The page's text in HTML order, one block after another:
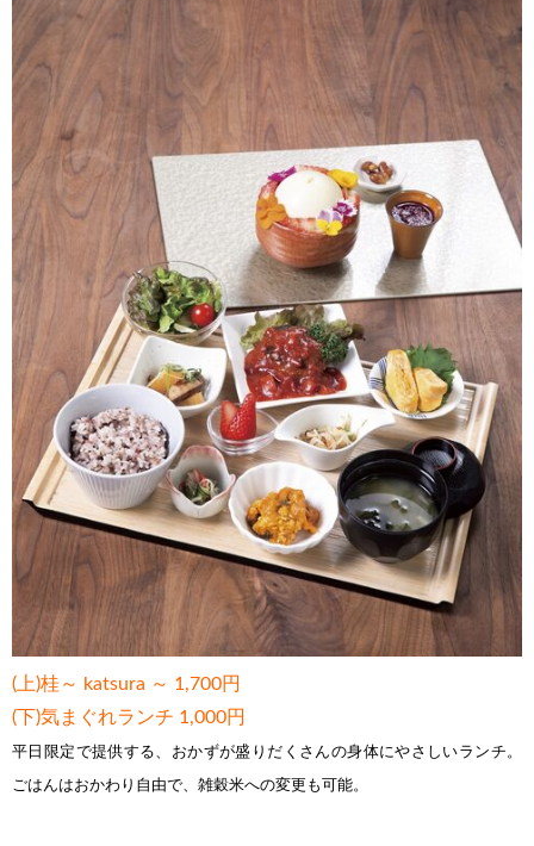
(上)桂～ katsura ～ 1,700円
(下)気まぐれランチ 1,000円
平日限定で提供する、おかずが盛りだくさんの身体にやさしいランチ。
ごはんはおかわり自由で、雑穀米への変更も可能。